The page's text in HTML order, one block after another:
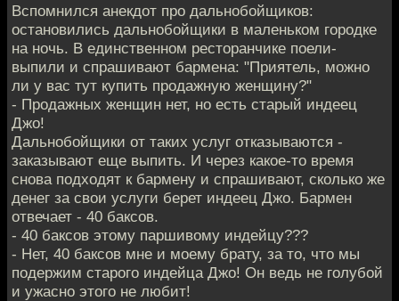
Вспомнился анекдот про дальнобойщиков:
остановились дальнобойщики в маленьком городке
на ночь. В единственном ресторанчике поели-
выпили и спрашивают бармена: "Приятель, можно
ли у вас тут купить продажную женщину?"
- Продажных женщин нет, но есть старый индеец
Джо!
Дальнобойщики от таких услуг отказываются -
заказывают еще выпить. И через какое-то время
снова подходят к бармену и спрашивают, сколько же
денег за свои услуги берет индеец Джо. Бармен
отвечает - 40 баксов.
- 40 баксов этому паршивому индейцу???
- Нет, 40 баксов мне и моему брату, за то, что мы
подержим старого индейца Джо! Он ведь не голубой
и ужасно этого не любит!